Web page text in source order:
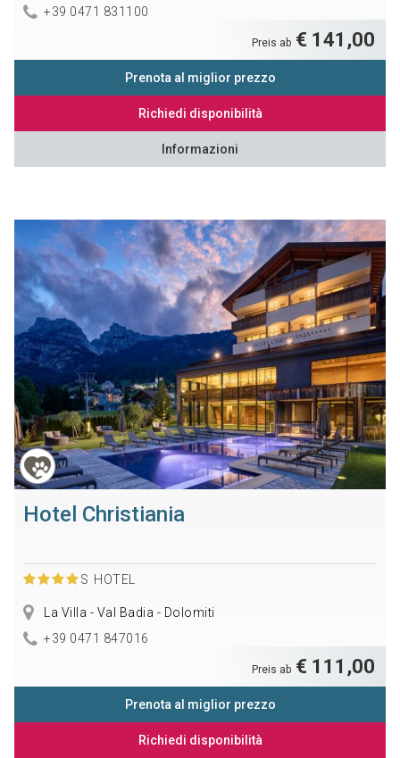
+39 0471 831100
Preis ab € 141,00
Prenota al miglior prezzo
Richiedi disponibilità
Informazioni
Hotel Christiania
S HOTEL
La Villa - Val Badia - Dolomiti
+39 0471 847016
Preis ab € 111,00
Prenota al miglior prezzo
Richiedi disponibilità